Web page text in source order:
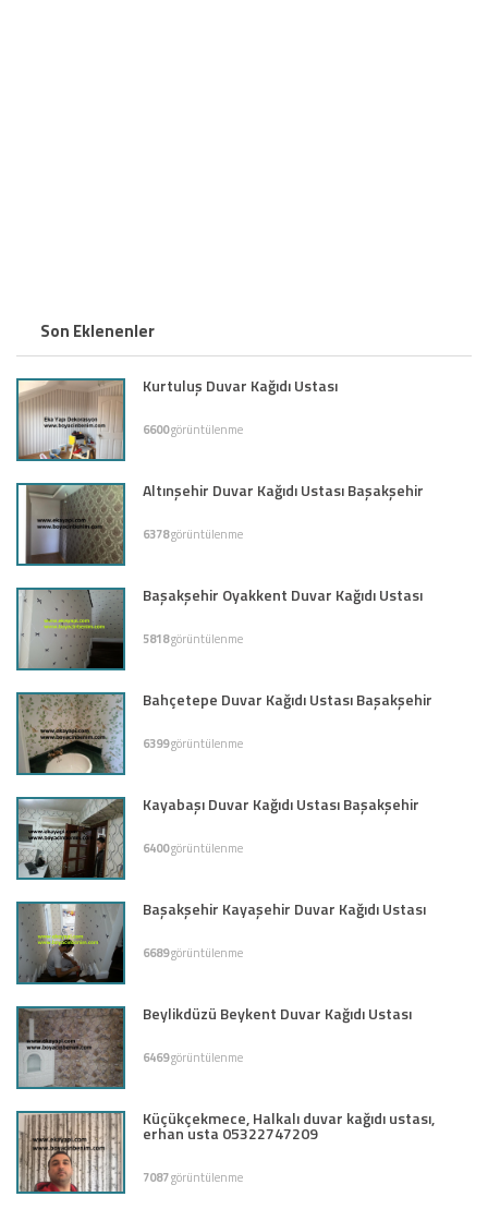
Son Eklenenler
Kurtuluş Duvar Kağıdı Ustası
6600görüntülenme
Altınşehir Duvar Kağıdı Ustası Başakşehir
6378görüntülenme
Başakşehir Oyakkent Duvar Kağıdı Ustası
5818görüntülenme
Bahçetepe Duvar Kağıdı Ustası Başakşehir
6399görüntülenme
Kayabaşı Duvar Kağıdı Ustası Başakşehir
6400görüntülenme
Başakşehir Kayaşehir Duvar Kağıdı Ustası
6689görüntülenme
Beylikdüzü Beykent Duvar Kağıdı Ustası
6469görüntülenme
Küçükçekmece, Halkalı duvar kağıdı ustası,
erhan usta 05322747209
7087görüntülenme